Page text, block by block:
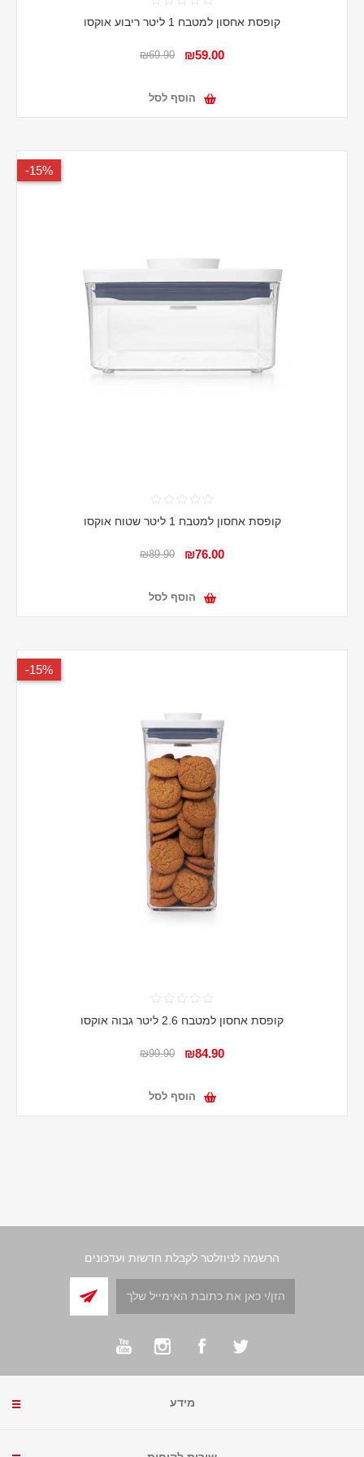
קופסת אחסון למטבח 1 ליטר ריבוע אוקסו
₪59.00
₪69.90
הוסף לסל
15%-
קופסת אחסון למטבח 1 ליטר שטוח אוקסו
₪76.00
₪89.90
הוסף לסל
15%-
קופסת אחסון למטבח 2.6 ליטר גבוה אוקסו
₪84.90
₪99.90
הוסף לסל
הרשמה לניוזלטר לקבלת חדשות ועדכונים
מידע